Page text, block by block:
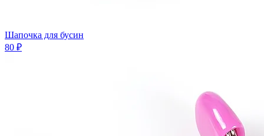
Шапочка для бусин
80 ₽